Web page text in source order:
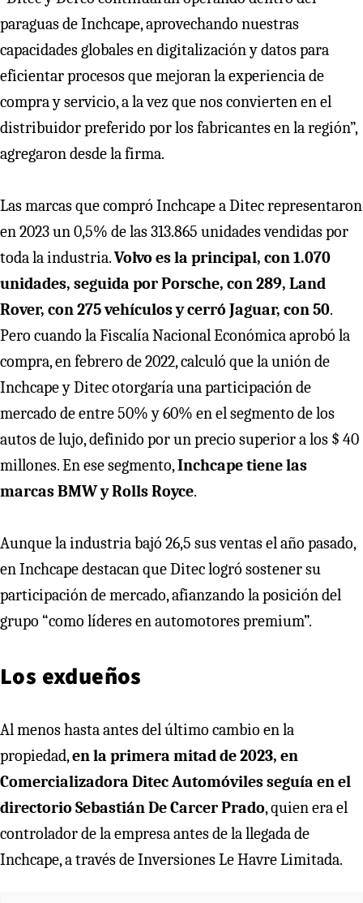
paraguas de Inchcape, aprovechando nuestras
capacidades globales en digitalización y datos para
eficientar procesos que mejoran la experiencia de
compra y servicio, a la vez que nos convierten en el
distribuidor preferido por los fabricantes en la región”,
agregaron desde la firma.
Las marcas que compró Inchcape a Ditec representaron
en 2023 un 0,5% de las 313.865 unidades vendidas por
toda la industria.Volvo es la principal, con 1.070
unidades, seguida por Porsche, con 289, Land
Rover, con 275 vehículos y cerró Jaguar, con 50.
Pero cuando la Fiscalía Nacional Económica aprobó la
compra, en febrero de 2022, calculó que la unión de
Inchcape y Ditec otorgaría una participación de
mercado de entre 50% y 60% en el segmento de los
autos de lujo, definido por un precio superior a los $ 40
millones. En ese segmento,Inchcape tiene las
marcas BMW y Rolls Royce.
Aunque la industria bajó 26,5 sus ventas el año pasado,
en Inchcape destacan que Ditec logró sostener su
participación de mercado, afianzando la posición del
grupo “como líderes en automotores premium”.
Los exdueños
Al menos hasta antes del último cambio en la
propiedad,en la primera mitad de 2023, en
Comercializadora Ditec Automóviles seguía en el
directorio Sebastián De Carcer Prado, quien era el
controlador de la empresa antes de la llegada de
Inchcape, a través de Inversiones Le Havre Limitada.